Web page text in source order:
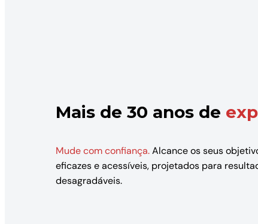
Mais de 30 anos de
Mude com confiança.Alcance os seus
eficazes e acessíveis, projetados para
desagradáveis.